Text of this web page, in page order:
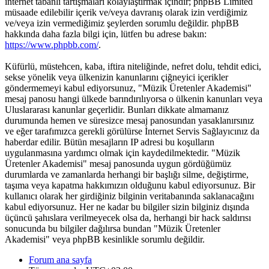
müsaade edilebilir içerik ve/veya davranış olarak izin verdiğimiz
ve/veya izin vermediğimiz şeylerden sorumlu değildir. phpBB
hakkında daha fazla bilgi için, lütfen bu adrese bakın:
https://www.phpbb.com/.
Küfürlü, müstehcen, kaba, iftira niteliğinde, nefret dolu, tehdit edici,
sekse yönelik veya ülkenizin kanunlarını çiğneyici içerikler
göndermemeyi kabul ediyorsunuz, "Müzik Üretenler Akademisi"
mesaj panosu hangi ülkede barındırılıyorsa o ülkenin kanunları veya
Uluslararası kanunlar geçerlidir. Bunları dikkate almamanız
durumunda hemen ve süresizce mesaj panosundan yasaklanırsınız
ve eğer tarafımızca gerekli görülürse İnternet Servis Sağlayıcınız da
haberdar edilir. Bütün mesajların IP adresi bu koşulların
uygulanmasına yardımcı olmak için kaydedilmektedir. "Müzik
Üretenler Akademisi" mesaj panosunda uygun gördüğümüz
durumlarda ve zamanlarda herhangi bir başlığı silme, değiştirme,
taşıma veya kapatma hakkımızın olduğunu kabul ediyorsunuz. Bir
kullanıcı olarak her girdiğiniz bilginin veritabanında saklanacağını
kabul ediyorsunuz. Her ne kadar bu bilgiler sizin bilginiz dışında
üçüncü şahıslara verilmeyecek olsa da, herhangi bir hack saldırısı
sonucunda bu bilgiler dağılırsa bundan "Müzik Üretenler
Akademisi" veya phpBB kesinlikle sorumlu değildir.
Forum ana sayfa